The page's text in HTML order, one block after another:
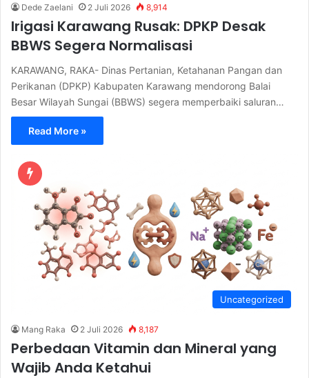
Dede Zaelani 2 Juli 2026 8,914
Irigasi Karawang Rusak: DPKP Desak
BBWS Segera Normalisasi
KARAWANG, RAKA- Dinas Pertanian, Ketahanan Pangan dan
Perikanan (DPKP) Kabupaten Karawang mendorong Balai
Besar Wilayah Sungai (BBWS) segera memperbaiki saluran…
Read More »
Uncategorized
Mang Raka 2 Juli 2026 8,187
Perbedaan Vitamin dan Mineral yang
Wajib Anda Ketahui